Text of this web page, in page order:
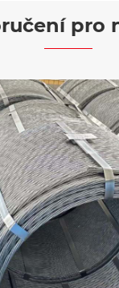
pro
ocelové trubky
výzvy?
>>